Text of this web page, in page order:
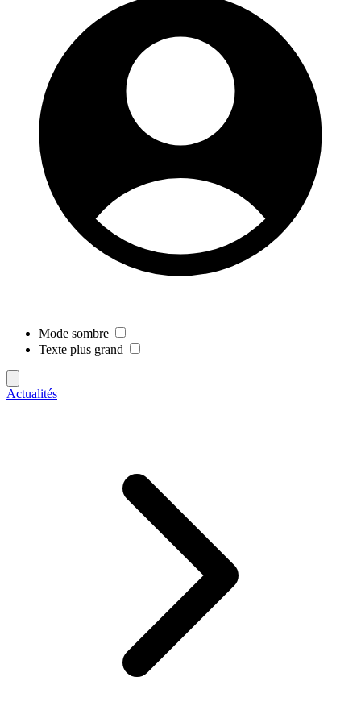
Mode sombre
Texte plus grand
Actualités